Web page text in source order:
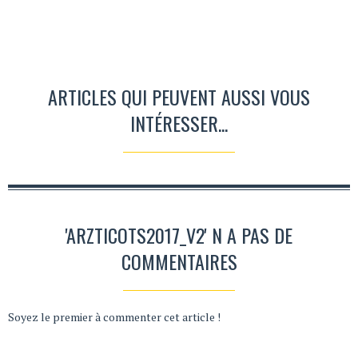
ARTICLES QUI PEUVENT AUSSI VOUS
INTÉRESSER...
'ARZTICOTS2017_V2' N A PAS DE
COMMENTAIRES
Soyez le premier à commenter cet article !